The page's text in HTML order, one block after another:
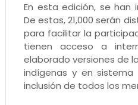
En esta edición, se han
De estas, 21,000 serán
para facilitar la
tienen acceso a
elaborado versiones de
indígenas y en sistema
inclusión de todos los